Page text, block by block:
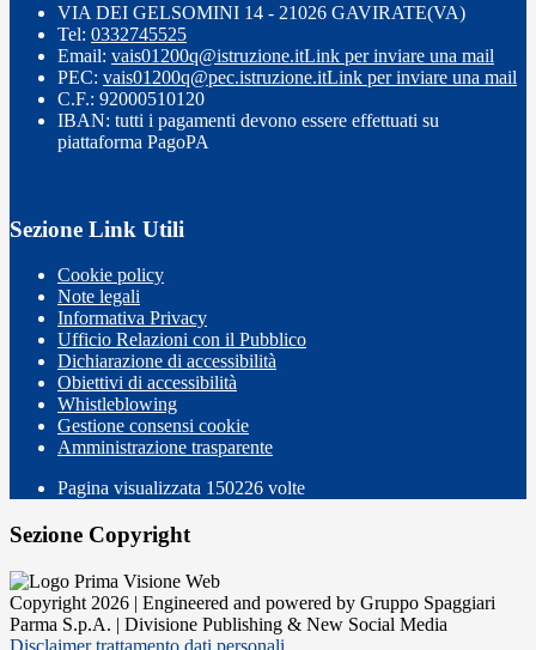
VIA DEI GELSOMINI 14 - 21026 GAVIRATE(VA)
Tel: 0332745525
Email: vais01200q@istruzione.itLink per inviare una mail
PEC: vais01200q@pec.istruzione.itLink per inviare una mail
C.F.: 92000510120
IBAN: tutti i pagamenti devono essere effettuati su
piattaforma PagoPA
Sezione Link Utili
Cookie policy
Note legali
Informativa Privacy
Ufficio Relazioni con il Pubblico
Dichiarazione di accessibilità
Obiettivi di accessibilità
Whistleblowing
Gestione consensi cookie
Amministrazione trasparente
Pagina visualizzata 150226 volte
Sezione Copyright
Copyright 2026 | Engineered and powered by Gruppo Spaggiari
Parma S.p.A. | Divisione Publishing & New Social Media
Disclaimer trattamento dati personali